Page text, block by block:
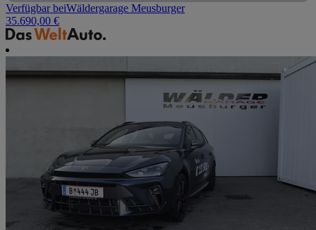
Verfügbar beiWäldergarage Meusburger
35.690,00 €